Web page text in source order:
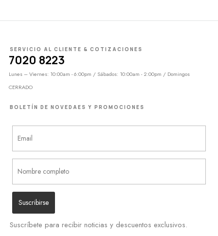
SERVICIO AL CLIENTE & COTIZACIONES
7020 8223
Lunes – Viernes: 10:00am - 6:00pm / Sábados: 10:00am - 2:00pm / Domingos
CERRADO
BOLETÍN DE NOVEDAES Y PROMOCIONES
Suscríbete para recibir noticias y descuentos exclusivos.